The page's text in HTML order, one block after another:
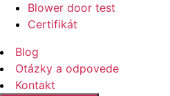
Blower door test
Certifikát
Blog
Otázky a odpovede
Kontakt